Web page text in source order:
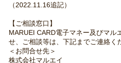
（2022.11.16追記）
【ご相談窓口】
MARUEI CARD電子マネー及びマル
せ、ご相談等は、下記までご連絡く
＜お問合せ先＞
株式会社マルエイ